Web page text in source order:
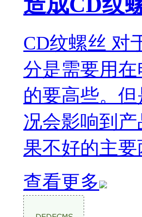
CD纹螺丝 对
分是需要用
的要高些。
况会影响到
果不好的主要
查看更多